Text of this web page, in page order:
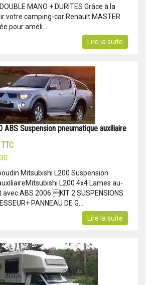
MANO + DURITES Grâce à la
votre camping-car Renault MASTER
pour améli...
Lire la suite
ABS Suspension pneumatique auxiliaire
TTC
Mitsubishi L200 Suspension
L200 4x4 Lames au-
ABS 2006 KIT 2 SUSPENSIONS
PANNEAU DE G...
Lire la suite